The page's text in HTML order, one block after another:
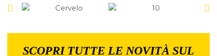
SCOPRI TUTTE LE NOVITÀ SUL